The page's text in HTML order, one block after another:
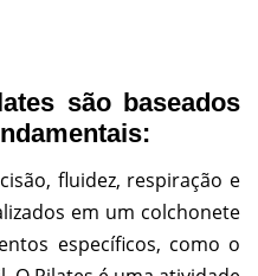
são baseados
fluidez, respiração e
em um colchonete
específicos, como o